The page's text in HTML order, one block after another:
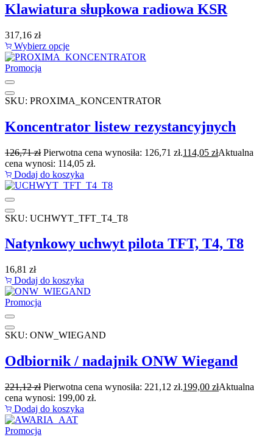
Klawiatura słupkowa radiowa KSR
317,16 zł
Wybierz opcje
Promocja
SKU: PROXIMA_KONCENTRATOR
Koncentrator listew rezystancyjnych
126,71zł Pierwotna cena wynosiła: 126,71 zł.114,05 złAktualna
cena wynosi: 114,05 zł.
Dodaj do koszyka
SKU: UCHWYT_TFT_T4_T8
Natynkowy uchwyt pilota TFT, T4, T8
16,81 zł
Dodaj do koszyka
Promocja
SKU: ONW_WIEGAND
Odbiornik / nadajnik ONW Wiegand
221,12zł Pierwotna cena wynosiła: 221,12 zł.199,00 złAktualna
cena wynosi: 199,00 zł.
Dodaj do koszyka
Promocja